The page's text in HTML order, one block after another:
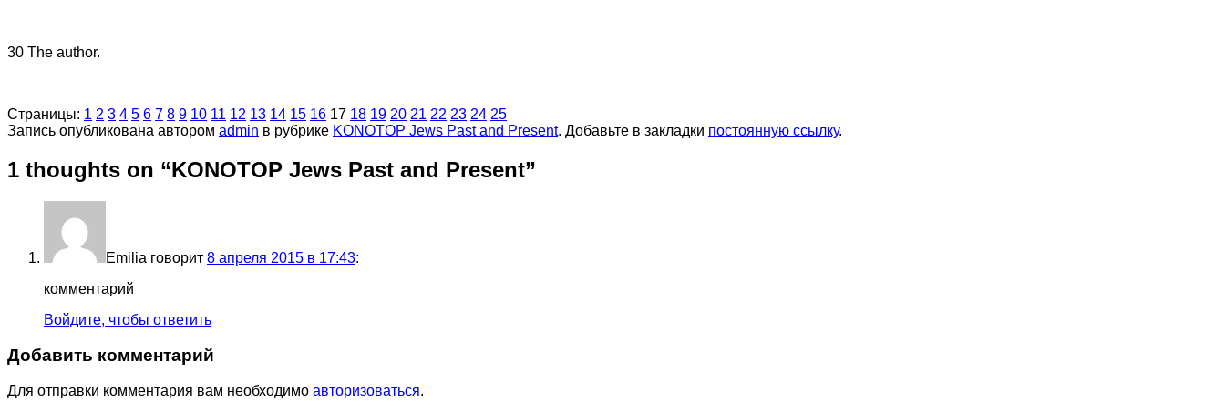
30 The author.
Страницы: 1 2 3 4 5 6 7 8 9 10 11 12 13 14 15 16 17 18 19 20 21 22 23 24 25
Запись опубликована автором admin в рубрике KONOTOP Jews Past and Present. Добавьте в закладки постоянную ссылку.
1 thoughts on “KONOTOP Jews Past and Present”
Emilia говорит 8 апреля 2015 в 17:43:
комментарий
Войдите, чтобы ответить
Добавить комментарий
Для отправки комментария вам необходимо авторизоваться.